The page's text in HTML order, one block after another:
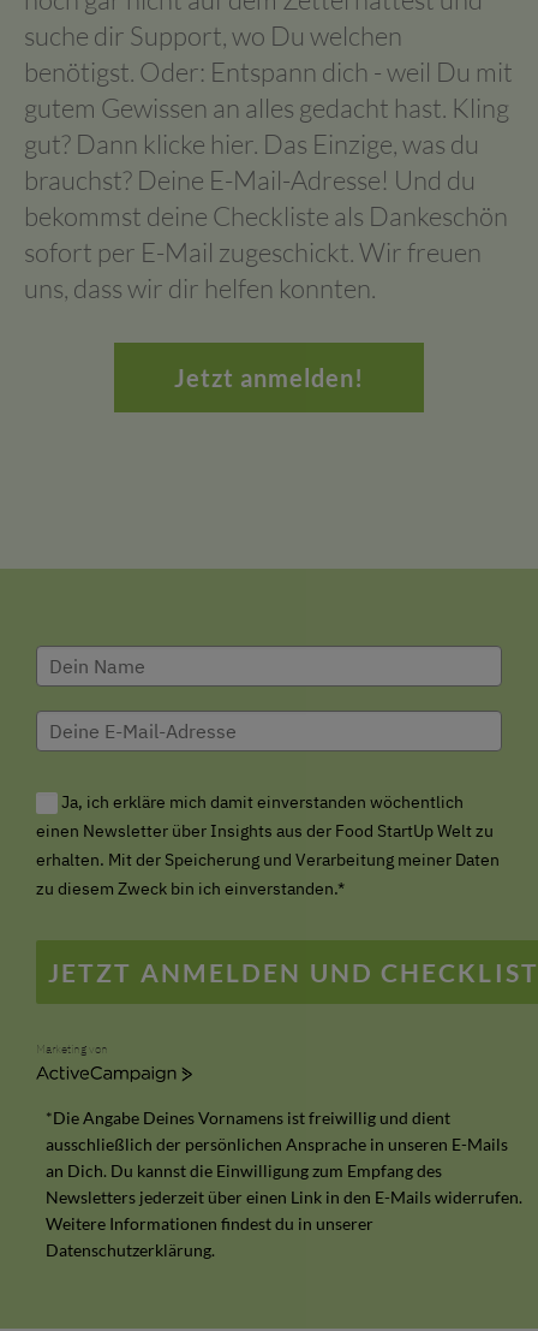
suche dir Support, wo Du welchen
benötigst. Oder: Entspann dich - weil Du mit
gutem Gewissen an alles gedacht hast. Kling
gut? Dann klicke hier. Das Einzige, was du
brauchst? Deine E-Mail-Adresse! Und du
bekommst deine Checkliste als Dankeschön
sofort per E-Mail zugeschickt. Wir freuen
uns, dass wir dir helfen konnten.
Jetzt anmelden!
Ja, ich erkläre mich damit einverstanden wöchentlich
einen Newsletter über Insights aus der Food StartUp Welt zu
erhalten. Mit der Speicherung und Verarbeitung meiner Daten
zu diesem Zweck bin ich einverstanden.*
JETZT ANMELDEN UND
Marketing von
ActiveCampaign
*Die Angabe Deines Vornamens ist freiwillig und dient
ausschließlich der persönlichen Ansprache in unseren E-Mails
an Dich. Du kannst die Einwilligung zum Empfang des
Newsletters jederzeit über einen Link in den E-Mails widerrufen.
Weitere Informationen findest du in unserer
Datenschutzerklärung.